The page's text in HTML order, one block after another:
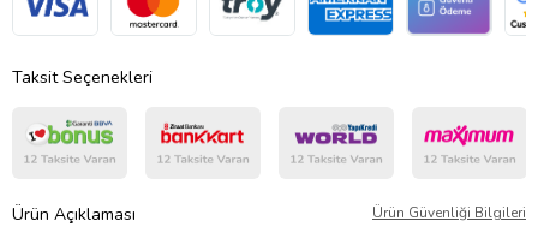
Taksit Seçenekleri
Ürün Açıklaması Ürün Güvenliği Bilgileri